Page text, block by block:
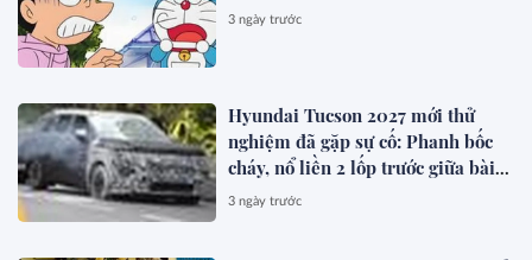
3 ngày trước
Hyundai Tucson 2027 mới thử
nghiệm đã gặp sự cố: Phanh bốc
cháy, nổ liền 2 lốp trước giữa bài
test khắc nghiệt
3 ngày trước